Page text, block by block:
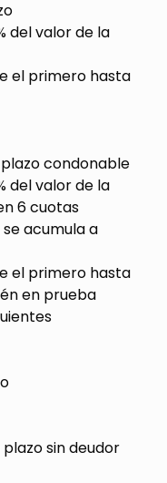
del valor de la
el primero hasta
condonable
del valor de la
6 cuotas
acumula a
el primero hasta
en prueba
sin deudor